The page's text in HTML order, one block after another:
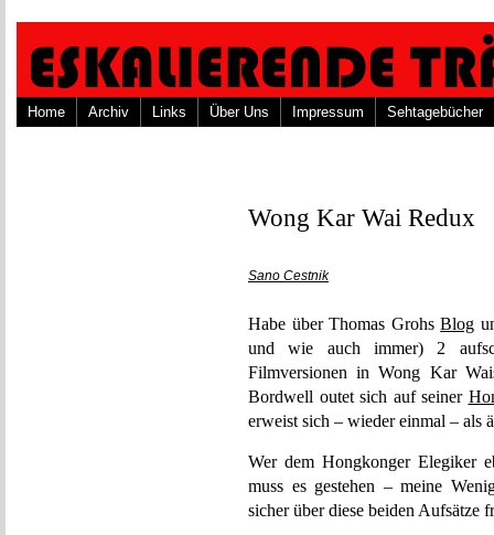
Home Archiv Links Über Uns Impressum Sehtagebücher
Wong Kar Wai Redux
Sano Cestnik
Habe über Thomas GrohsBlog
und wie auch immer) 2
Filmversionen in Wong Kar
Bordwell outet sich auf seiner
erweist sich – wieder einmal – als
Wer dem Hongkonger Elegiker
muss es gestehen – meine
sicher über diese beiden Aufsätze